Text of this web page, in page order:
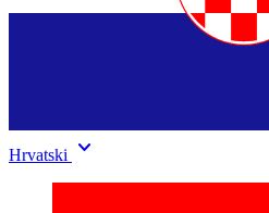
Hrvatski keyboard_arrow_down